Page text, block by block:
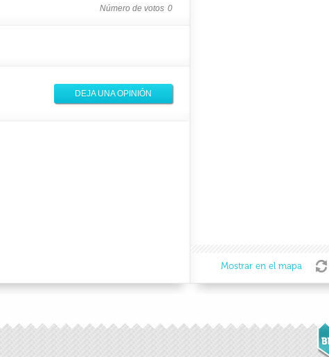
Número de votos 0
DEJA UNA OPINIÓN
Mostrar en el mapa